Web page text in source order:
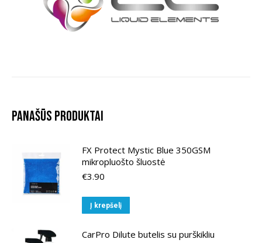
Panašūs produktai
FX Protect Mystic Blue 350GSM
mikropluošto šluostė
€3.90
Į krepšelį
CarPro Dilute butelis su purškikliu